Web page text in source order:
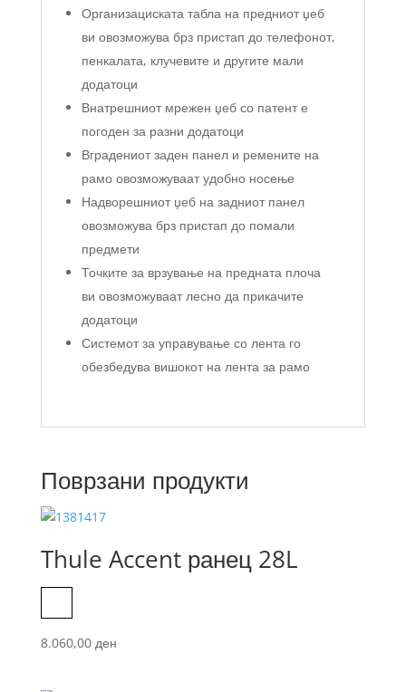
Организациската табла на предниот џеб
ви овозможува брз пристап до телефонот,
пенкалата, клучевите и другите мали
додатоци
Внатрешниот мрежен џеб со патент е
погоден за разни додатоци
Вградениот заден панел и ремените на
рамо овозможуваат удобно носење
Надворешниот џеб на задниот панел
овозможува брз пристап до помали
предмети
Точките за врзување на предната плоча
ви овозможуваат лесно да прикачите
додатоци
Системот за управување со лента го
обезбедува вишокот на лента за рамо
Поврзани продукти
Thule Accent ранец 28L
8.060,00 ден